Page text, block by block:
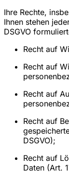
Ihre Rechte,
Ihnen stehen
DSGVO
Recht auf
Recht auf
Recht auf
Recht auf
DSGVO);
Recht auf
Daten (Art.